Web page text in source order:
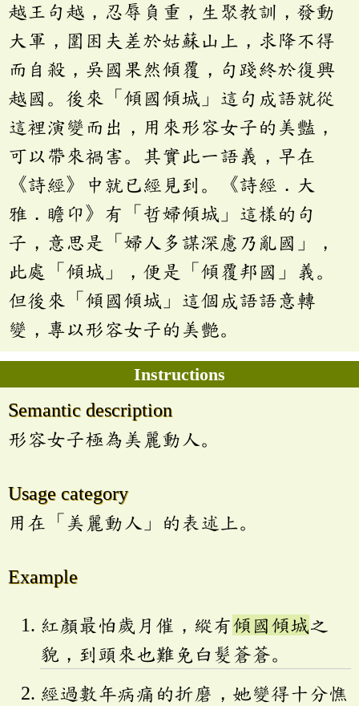
越王句越，忍辱負重，生聚教訓，發動
大軍，圍困夫差於姑蘇山上，求降不得
而自殺，吳國果然傾覆，句踐終於復興
越國。後來「傾國傾城」這句成語就從
這裡演變而出，用來形容女子的美豔，
可以帶來禍害。其實此一語義，早在
《詩經》中就已經見到。《詩經．大
雅．瞻卬》有「哲婦傾城」這樣的句
子，意思是「婦人多謀深慮乃亂國」，
此處「傾城」，便是「傾覆邦國」義。
但後來「傾國傾城」這個成語語意轉
變，專以形容女子的美艷。
Instructions
Semantic description
形容女子極為美麗動人。
Usage category
用在「美麗動人」的表述上。
Example
紅顏最怕歲月催，縱有傾國傾城之
貌，到頭來也難免白髮蒼蒼。
經過數年病痛的折磨，她變得十分憔